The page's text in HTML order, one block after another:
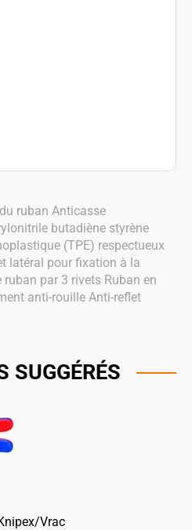
ruban Anticasse
butadiène styrène
(TPE) respectueux
latéral pour fixation à la
par 3 rivets Ruban en
anti-rouille Anti-reflet
SUGGÉRÉS
Vrac